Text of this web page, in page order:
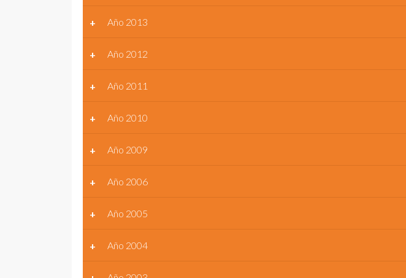
Año 2013
Año 2012
Año 2011
Año 2010
Año 2009
Año 2006
Año 2005
Año 2004